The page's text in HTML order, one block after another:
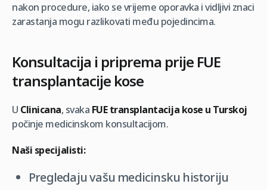
nakon procedure, iako se vrijeme oporavka i vidljivi znaci
zarastanja mogu razlikovati među pojedincima.
Konsultacija i priprema prije FUE
transplantacije kose
U Clinicana, svaka FUE transplantacija kose u Turskoj
počinje medicinskom konsultacijom.
Naši specijalisti:
Pregledaju vašu medicinsku historiju